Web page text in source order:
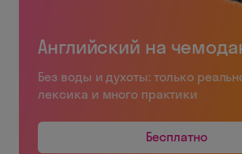
Английский на
Без воды и духоты: только
лексика и много практики
Бесплатно